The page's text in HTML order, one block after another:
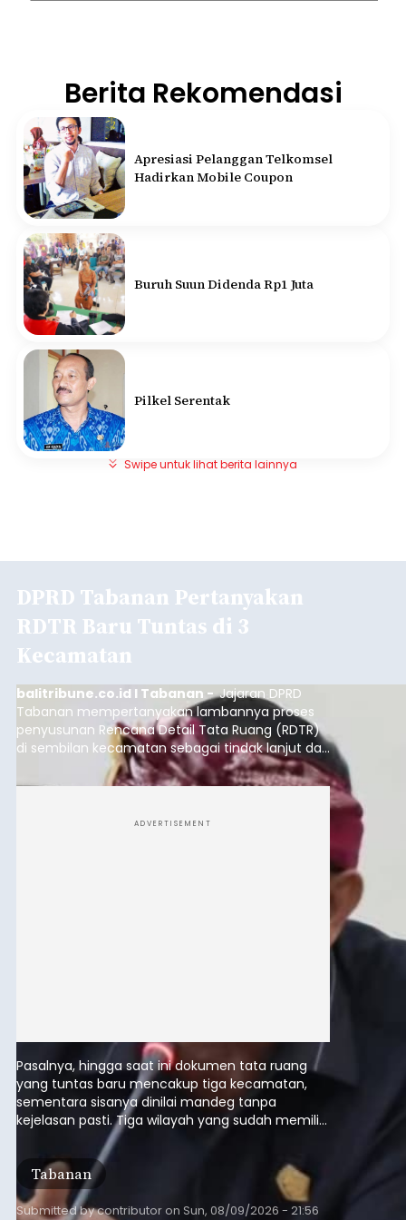
Berita Rekomendasi
Apresiasi Pelanggan Telkomsel
Hadirkan Mobile Coupon
Buruh Suun Didenda Rp1 Juta
Pilkel Serentak
Swipe untuk lihat berita lainnya
DPRD Tabanan Pertanyakan
RDTR Baru Tuntas di 3
Kecamatan
balitribune.co.id I Tabanan -Jajaran DPRD
Tabanan mempertanyakan lambannya proses
penyusunan Rencana Detail Tata Ruang (RDTR)
di sembilan kecamatan sebagai tindak lanjut dari
pelaksanaan RTRW.
ADVERTISEMENT
Pasalnya, hingga saat ini dokumen tata ruang
yang tuntas baru mencakup tiga kecamatan,
sementara sisanya dinilai mandeg tanpa
kejelasan pasti. Tiga wilayah yang sudah memiliki
RDTR tersebut meliputi Kecamatan Kediri,
Tabanan, dan Selemadeg Barat.
Tabanan
Submitted bycontributoron Sun, 08/09/2026 - 21:56